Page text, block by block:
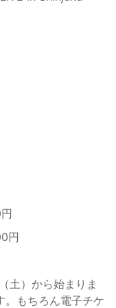
円
土）から始まりま
。もちろん電子チケ